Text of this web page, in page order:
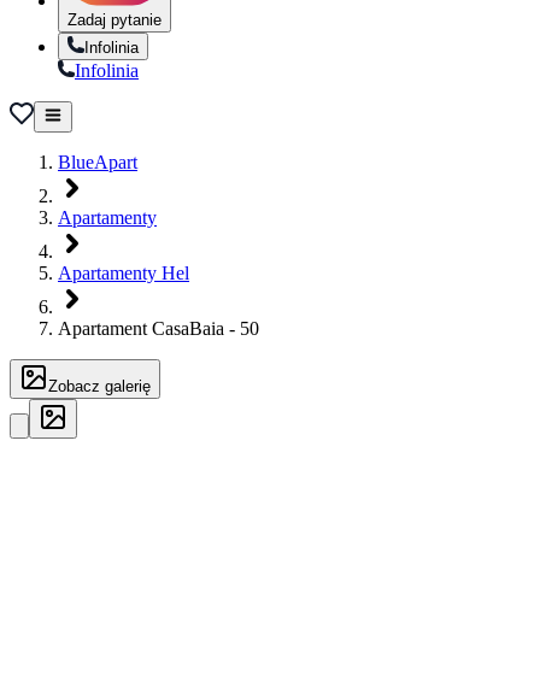
Zadaj pytanie
Infolinia
Infolinia
BlueApart
Apartamenty
Apartamenty Hel
Apartament CasaBaia - 50
Zobacz galerię